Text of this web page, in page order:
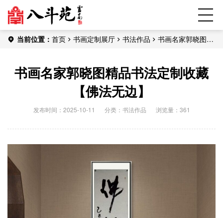
当前位置： 首页 书画定制展厅 书法作品
书画名家郭晓图精
书画名家郭晓图精品书法定制收藏
【佛法无边】
发布时间：2025-10-11 分类： 书法作品 浏览量：361